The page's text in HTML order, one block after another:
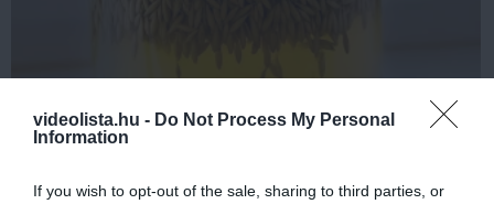
videolista.hu - Do Not Process My Personal
Information
If you wish to opt-out of the sale, sharing to third parties, or
One Teaspoon And All The Worms In The Body
Die Instantly